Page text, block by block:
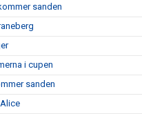
sanden
i cupen
sanden